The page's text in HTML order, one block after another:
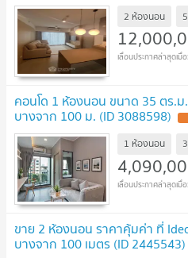
2 ห้องนอน
คอนโด 1 ห้องนอน ขนาด 35 ตร.ม
บางจาก 100 ม. (ID 3088598)
1 ห้องนอน
ขาย 2 ห้องนอน ราคาคุ้มค่า ที่
บางจาก 100 เมตร (ID 2445543)